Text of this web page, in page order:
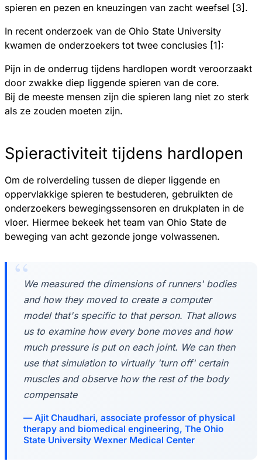
spieren en pezen en kneuzingen van zacht weefsel [3].
In recent onderzoek van de Ohio State University
kwamen de onderzoekers tot twee conclusies [1]:
Pijn in de onderrug tijdens hardlopen wordt veroorzaakt
door zwakke diep liggende spieren van de core.
Bij de meeste mensen zijn die spieren lang niet zo sterk
als ze zouden moeten zijn.
Spieractiviteit tijdens hardlopen
Om de rolverdeling tussen de dieper liggende en
oppervlakkige spieren te bestuderen, gebruikten de
onderzoekers bewegingssensoren en drukplaten in de
vloer. Hiermee bekeek het team van Ohio State de
beweging van acht gezonde jonge volwassenen.
We measured the dimensions of runners' bodies
and how they moved to create a computer
model that's specific to that person. That allows
us to examine how every bone moves and how
much pressure is put on each joint. We can then
use that simulation to virtually 'turn off' certain
muscles and observe how the rest of the body
compensate
Ajit Chaudhari, associate professor of physical
therapy and biomedical engineering, The Ohio
State University Wexner Medical Center